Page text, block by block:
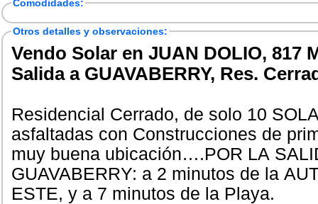
Comodidades:
Otros detalles y observaciones:
Vendo Solar en JUAN DOLIO, 817
Salida a GUAVABERRY, Res.
Residencial Cerrado, de solo 10
asfaltadas con Construcciones de
muy buena ubicación….POR LA
GUAVABERRY: a 2 minutos de la
ESTE, y a 7 minutos de la Playa.